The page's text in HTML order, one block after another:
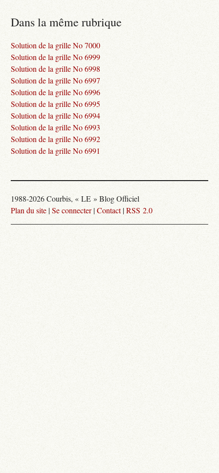
Dans la même rubrique
Solution de la grille No 7000
Solution de la grille No 6999
Solution de la grille No 6998
Solution de la grille No 6997
Solution de la grille No 6996
Solution de la grille No 6995
Solution de la grille No 6994
Solution de la grille No 6993
Solution de la grille No 6992
Solution de la grille No 6991
1988-2026 Courbis, « LE » Blog Officiel
Plan du site |Se connecter|Contact|RSS 2.0